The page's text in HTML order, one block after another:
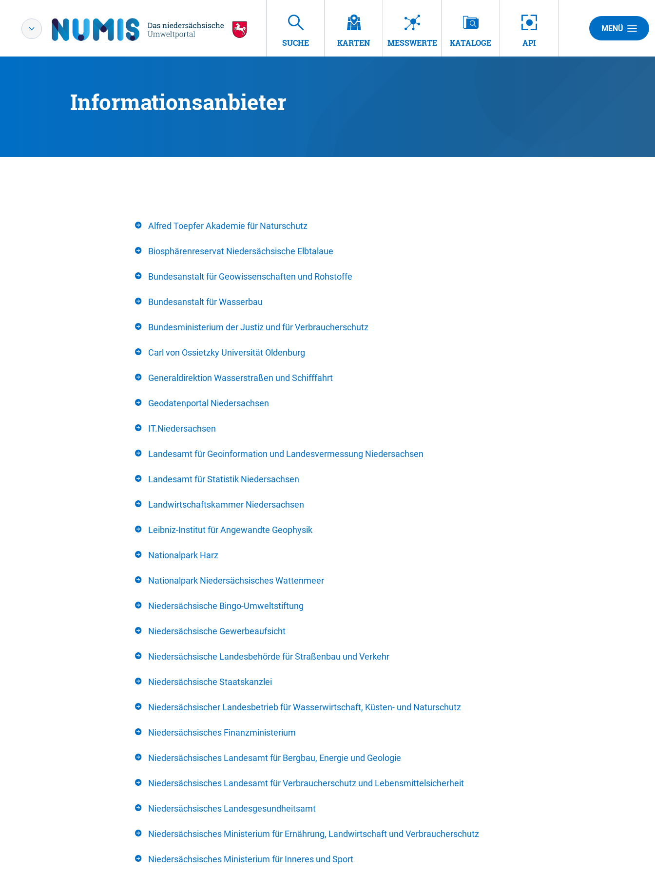
SUCHE KARTEN MESSWERTE KATALOGE API
MENÜ
Informationsanbieter
Alfred Toepfer Akademie für Naturschutz
Biosphärenreservat Niedersächsische Elbtalaue
Bundesanstalt für Geowissenschaften und Rohstoffe
Bundesanstalt für Wasserbau
Bundesministerium der Justiz und für Verbraucherschutz
Carl von Ossietzky Universität Oldenburg
Generaldirektion Wasserstraßen und Schifffahrt
Geodatenportal Niedersachsen
IT.Niedersachsen
Landesamt für Geoinformation und Landesvermessung Niedersachsen
Landesamt für Statistik Niedersachsen
Landwirtschaftskammer Niedersachsen
Leibniz-Institut für Angewandte Geophysik
Nationalpark Harz
Nationalpark Niedersächsisches Wattenmeer
Niedersächsische Bingo-Umweltstiftung
Niedersächsische Gewerbeaufsicht
Niedersächsische Landesbehörde für Straßenbau und Verkehr
Niedersächsische Staatskanzlei
Niedersächsischer Landesbetrieb für Wasserwirtschaft, Küsten- und Naturschutz
Niedersächsisches Finanzministerium
Niedersächsisches Landesamt für Bergbau, Energie und Geologie
Niedersächsisches Landesamt für Verbraucherschutz und Lebensmittelsicherheit
Niedersächsisches Landesgesundheitsamt
Niedersächsisches Ministerium für Ernährung, Landwirtschaft und Verbraucherschutz
Niedersächsisches Ministerium für Inneres und Sport